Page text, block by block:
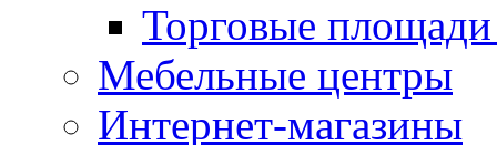
Торговые
Мебельные центры
Интернет-магазины